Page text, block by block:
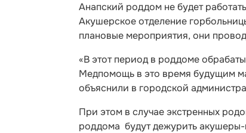
Анапский роддом не будет
Акушерское отделение
плановые мероприятия, они
«В этот период в роддоме
Медпомощь в это время будущим
объяснили в городской
При этом в случае экстренных
роддома будут дежурить акушеры-